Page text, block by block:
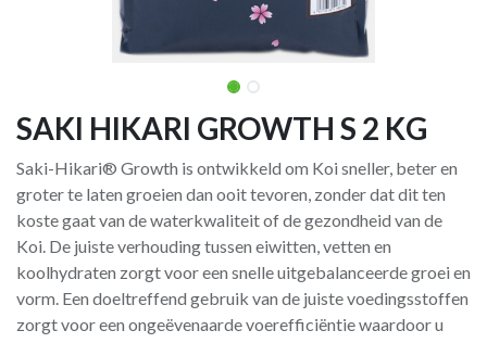
SAKI HIKARI GROWTH S 2 KG
Saki-Hikari® Growth is ontwikkeld om Koi sneller, beter en
groter te laten groeien dan ooit tevoren, zonder dat dit ten
koste gaat van de waterkwaliteit of de gezondheid van de
Koi. De juiste verhouding tussen eiwitten, vetten en
koolhydraten zorgt voor een snelle uitgebalanceerde groei en
vorm. Een doeltreffend gebruik van de juiste voedingsstoffen
zorgt voor een ongeëvenaarde voerefficiëntie waardoor u